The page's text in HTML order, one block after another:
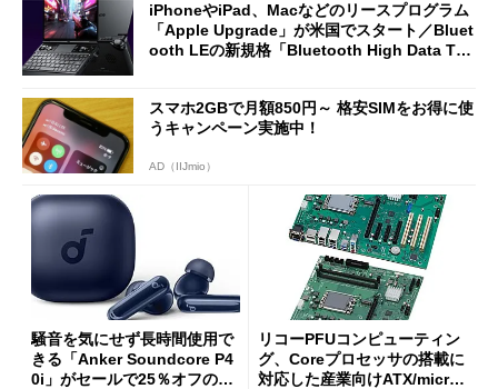
iPhoneやiPad、Macなどのリースプログラム
「Apple Upgrade」が米国でスタート／Bluet
ooth LEの新規格「Bluetooth High Data Thr
スマホ2GBで月額850円～ 格安SIMをお得に使
うキャンペーン実施中！
AD（IIJmio）
騒音を気にせず長時間使用で
きる「Anker Soundcore P4
0i」がセールで25％オフの59
リコーPFUコンピューティン
グ、Coreプロセッサの搭載に
対応した産業向けATX/micro